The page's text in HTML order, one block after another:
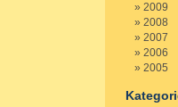
2009
2008
2007
2006
2005